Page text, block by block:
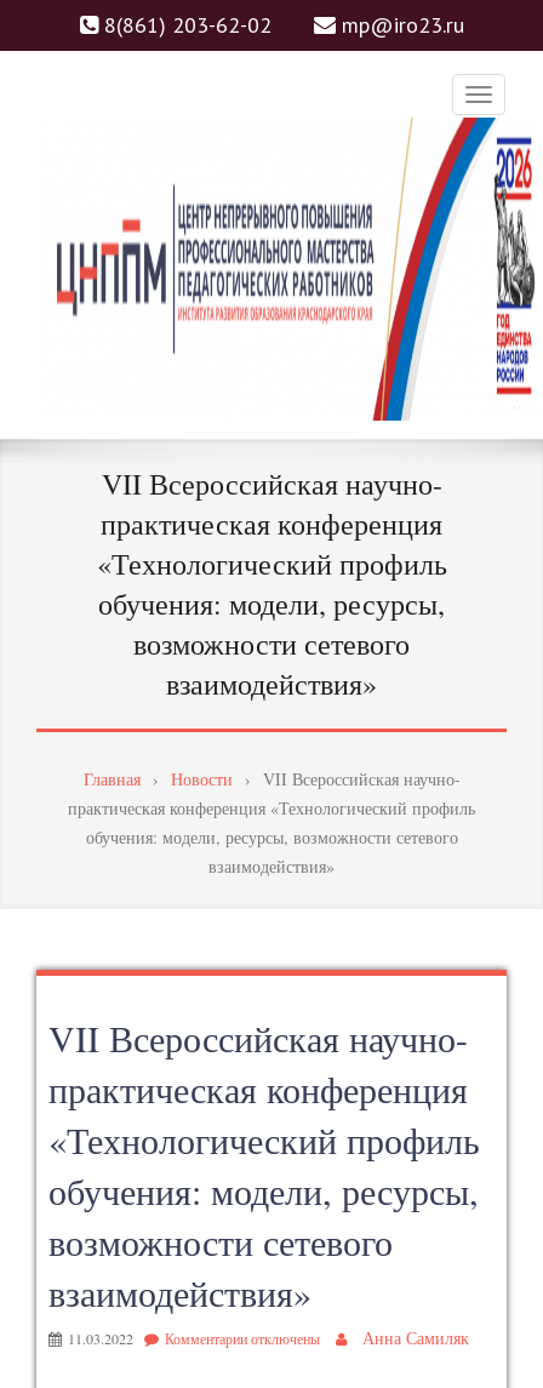
8(861) 203-62-02 mp@iro23.ru
ЦЕНТР НЕПРЕРЫВНОГО
ПОВЫШЕНИЯ
ПРОФЕССИОНАЛЬНОГО
МАСТЕРСТВА
ПЕДАГОГИЧЕСКИХ
РАБОТНИКОВ
ЦНППМ
VII Всероссийская научно-
практическая конференция
«Технологический профиль
обучения: модели, ресурсы,
возможности сетевого
взаимодействия»
Главная› Новости › VII Всероссийская научно-
практическая конференция «Технологический профиль
обучения: модели, ресурсы, возможности сетевого
взаимодействия»
VII Всероссийская научно-
практическая конференция
«Технологический профиль
обучения: модели, ресурсы,
возможности сетевого
взаимодействия»
11.03.2022 Комментарииотключены Анна Самиляк